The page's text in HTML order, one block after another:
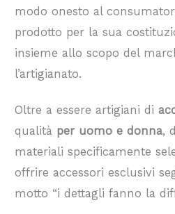
modo onesto al
prodotto per la sua
insieme allo scopo del
l’artigianato.
Oltre a essere artigiani di
qualità per uomo e donna,
materiali specificamente
offrire accessori esclusivi
motto “i dettagli fanno la